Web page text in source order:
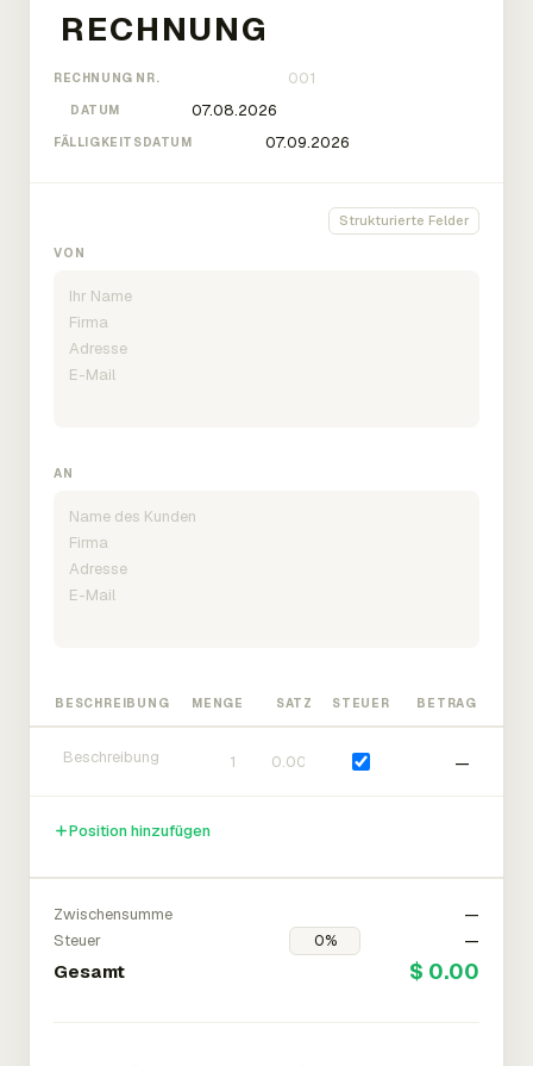
RECHNUNG NR.
DATUM
FÄLLIGKEITSDATUM
Strukturierte Felder
VON
AN
BESCHREIBUNG MENGE SATZ STEUER BETRAG
—
Position hinzufügen
Zwischensumme
—
Steuer
—
Gesamt $ 0.00